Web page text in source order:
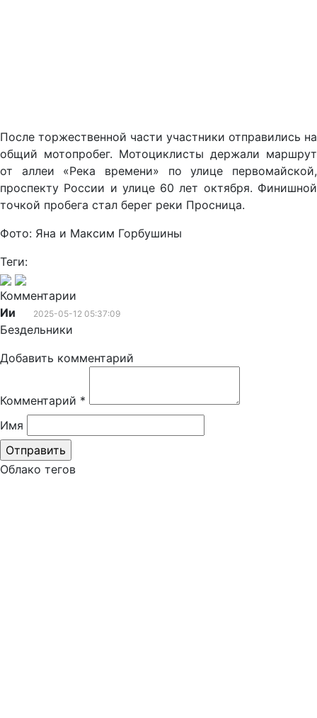
После торжественной части участники отправились на
общий мотопробег. Мотоциклисты держали маршрут
от аллеи «Река времени» по улице первомайской,
проспекту России и улице 60 лет октября. Финишной
точкой пробега стал берег реки Просница.
Фото: Яна и Максим Горбушины
Теги:
Комментарии
Ии
2025-05-12 05:37:09
Бездельники
Добавить комментарий
Комментарий *
Имя
Облако тегов